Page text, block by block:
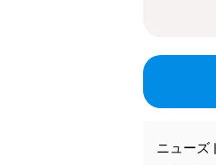
ニューズ